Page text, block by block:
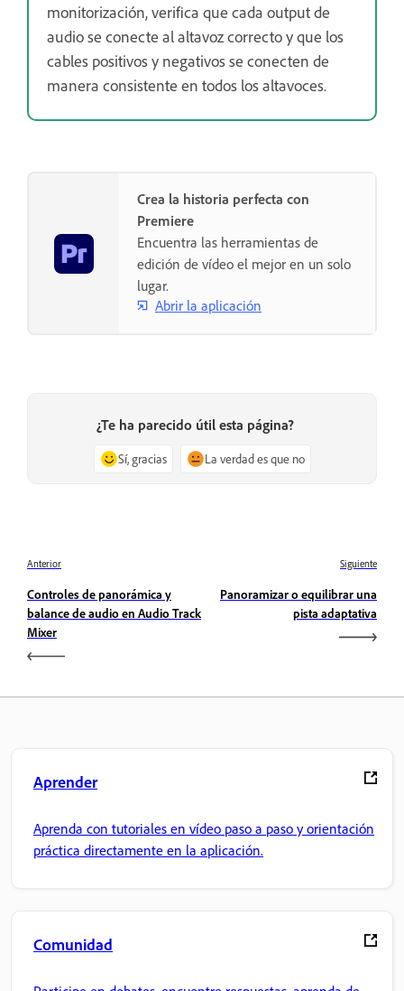
monitorización, verifica que cada output de
audio se conecte al altavoz correcto y que los
cables positivos y negativos se conecten de
manera consistente en todos los altavoces.
Crea la historia perfecta con
Premiere
Encuentra las herramientas de
edición de vídeo el mejor en un solo
lugar.
Abrir la aplicación
¿Te ha parecido útil esta página?
Sí, gracias La verdad es que no
Anterior
Controles de panorámica y
balance de audio en Audio Track
Mixer
Siguiente
Panoramizar o equilibrar una
pista adaptativa
Aprender
Aprenda con tutoriales en vídeo paso a paso y orientación
práctica directamente en la aplicación.
Comunidad